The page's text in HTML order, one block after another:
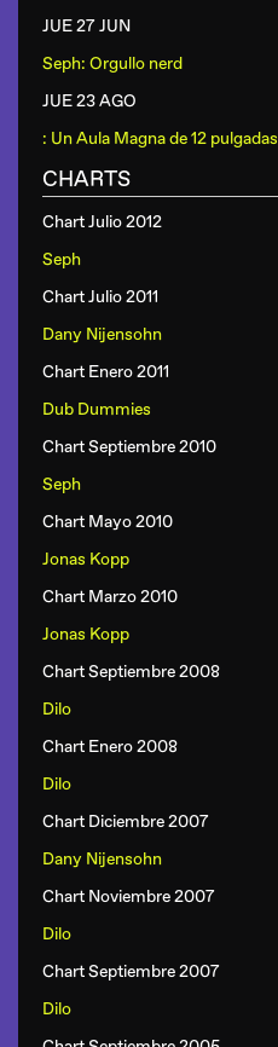
JUE 27 JUN
Seph: Orgullo nerd
JUE 23 AGO
: Un Aula Magna de 12 pulgadas
CHARTS
Chart Julio 2012
Seph
Chart Julio 2011
Dany Nijensohn
Chart Enero 2011
Dub Dummies
Chart Septiembre 2010
Seph
Chart Mayo 2010
Jonas Kopp
Chart Marzo 2010
Jonas Kopp
Chart Septiembre 2008
Dilo
Chart Enero 2008
Dilo
Chart Diciembre 2007
Dany Nijensohn
Chart Noviembre 2007
Dilo
Chart Septiembre 2007
Dilo